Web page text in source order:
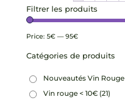
Filtrer les produits
Price: 5€— 95€
Catégories de produits
Nouveautés Vin Rouge
Vin rouge < 10€ (21)